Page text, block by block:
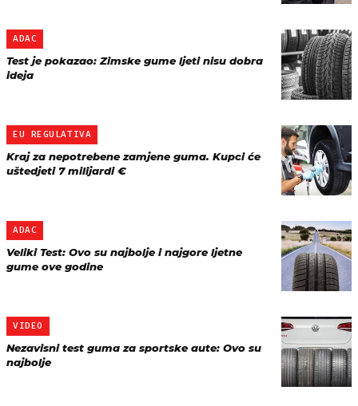
ADAC
Test je pokazao: Zimske gume ljeti nisu dobra
ideja
EU REGULATIVA
Kraj za nepotrebene zamjene guma. Kupci će
uštedjeti 7 milijardi €
ADAC
Veliki Test: Ovo su najbolje i najgore ljetne
gume ove godine
VIDEO
Nezavisni test guma za sportske aute: Ovo su
najbolje